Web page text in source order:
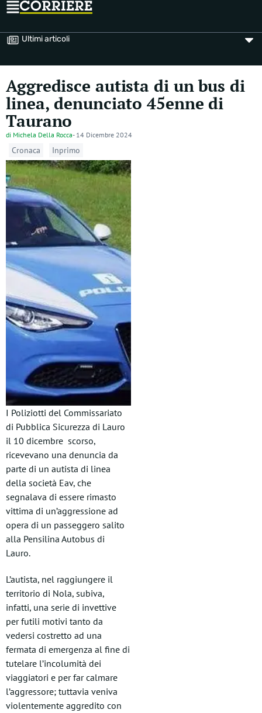
Ultimi articoli
Aggredisce autista di un bus di
linea, denunciato 45enne di
Taurano
di Michela Della Rocca- 14 Dicembre 2024
Cronaca Inprimo
I Poliziotti del Commissariato
di Pubblica Sicurezza di Lauro
il 10 dicembre scorso,
ricevevano una denuncia da
parte di un autista di linea
della società Eav, che
segnalava di essere rimasto
vittima di un’aggressione ad
opera di un passeggero salito
alla Pensilina Autobus di
Lauro.
L’autista, nel raggiungere il
territorio di Nola, subiva,
infatti, una serie di invettive
per futili motivi tanto da
vedersi costretto ad una
fermata di emergenza al fine di
tutelare l’incolumità dei
viaggiatori e per far calmare
l’aggressore; tuttavia veniva
violentemente aggredito con